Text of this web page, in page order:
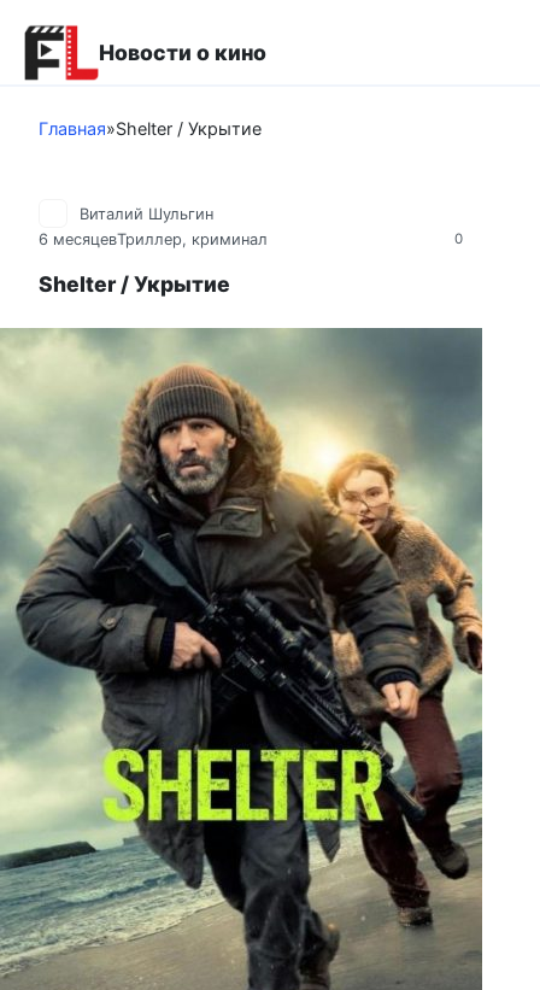
контенту
Новости о кино
Главная»Shelter / Укрытие
0
Виталий Шульгин
6 месяцевТриллер, криминал
Shelter / Укрытие